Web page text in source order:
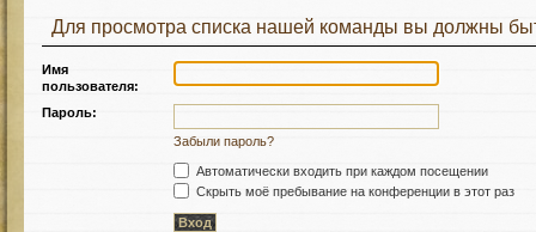
Для просмотра списка нашей команды вы должны
Имя
пользователя:
Пароль:
Забыли пароль?
Автоматически входить при каждом посещении
Скрыть моё пребывание на конференции в этот раз